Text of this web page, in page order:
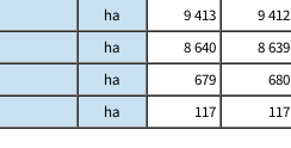
ha 9 413 9 412
ha 8 640 8 639
ha 679 680
ha 117 117